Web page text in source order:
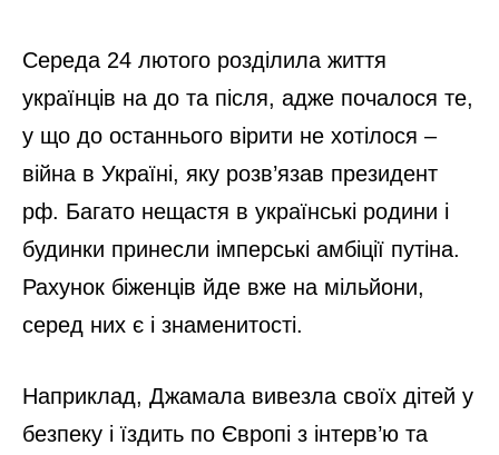
Середа 24 лютого розділила життя
українців на до та після, адже почалося те,
у що до останнього вірити не хотілося –
війна в Україні, яку розв’язав президент
рф. Багато нещастя в українські родини і
будинки принесли імперські амбіції путіна.
Рахунок біженців йде вже на мільйони,
серед них є і знаменитості.
Наприклад, Джамала вивезла своїх дітей у
безпеку і їздить по Європі з інтерв’ю та